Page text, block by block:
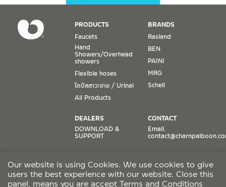
PRODUCTS
Faucets
Hand
Showers/Overhead
showers
Flexible hoses
โถปัสสาวะชาย / Urinal
All Products
BRANDS
Rasland
BEN
PAINI
MRG
Schell
DEALERS
DOWNLOAD &
SUPPORT
Lazada
Shopee
CONTACT
Email.
TikTok
Facebook
Our website is using Cookies. We use cookies to give
users the best experience with our website. Close this
panel, means you are accept Terms and Conditions